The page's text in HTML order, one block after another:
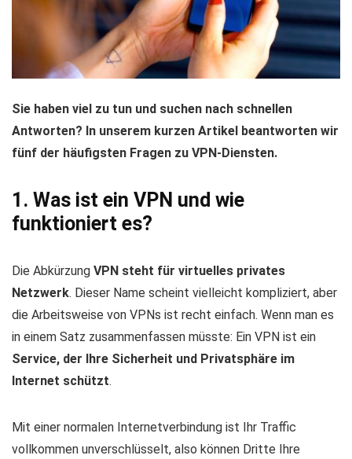
Sie haben viel zu tun und suchen nach schnellen
Antworten? In unserem kurzen Artikel beantworten wir
fünf der häufigsten Fragen zu VPN-Diensten.
1. Was ist ein VPN und wie
funktioniert es?
Die Abkürzung VPN steht für virtuelles privates
Netzwerk. Dieser Name scheint vielleicht kompliziert, aber
die Arbeitsweise von VPNs ist recht einfach. Wenn man es
in einem Satz zusammenfassen müsste: Ein VPN ist ein
Service, der Ihre Sicherheit und Privatsphäre im
Internet schützt.
Mit einer normalen Internetverbindung ist Ihr Traffic
vollkommen unverschlüsselt, also können Dritte Ihre